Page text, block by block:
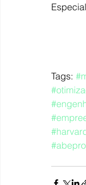
Tags: